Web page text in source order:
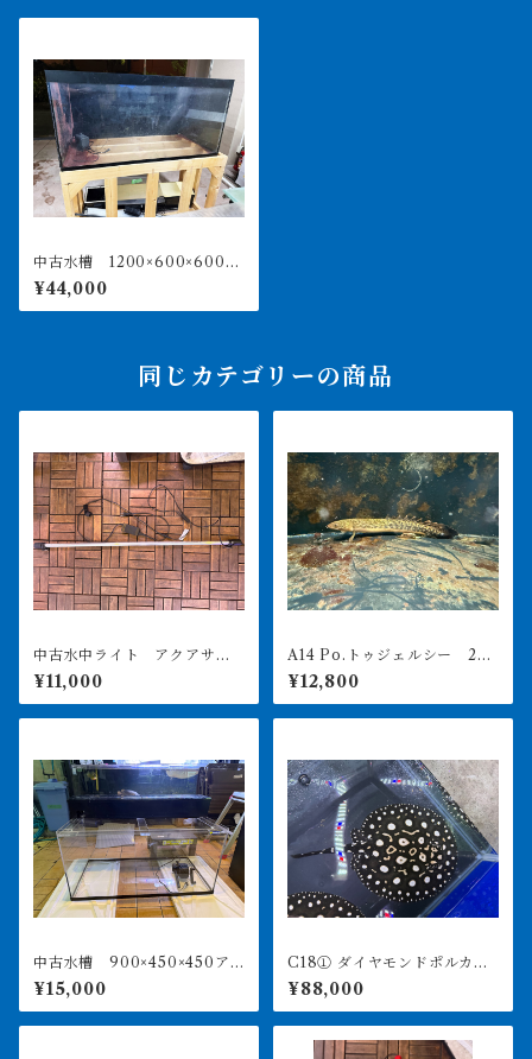
中古水槽 1200×600×600
クリア水槽 黒シート貼り
上部濾過セット 引取or近県
納品
¥44,000
同じカテゴリーの商品
中古水中ライト アクアサン
¥11,000
A14 Po.トゥジェルシー 20
㎝前後
¥12,800
中古水槽 900×450×450ア
クリル水槽 上部濾過セット
¥15,000
C18① ダイヤモンドポルカ
アルビノヘテロ 体盤16㎝前
後 ♀
¥88,000